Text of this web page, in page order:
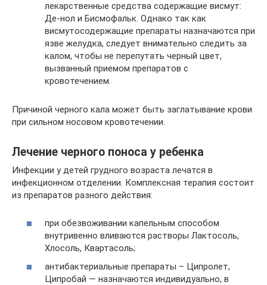
лекарственные средства содержащие висмут:
Де-нол и Бисмофальк. Однако так как
висмутосодержащие препараты назначаются при
язве желудка, следует внимательно следить за
калом, чтобы не перепутать черный цвет,
вызванный приемом препаратов с
кровотечением.
Причиной черного кала может быть заглатывание крови
при сильном носовом кровотечении.
Лечение черного поноса у ребенка
Инфекции у детей грудного возраста лечатся в
инфекционном отделении. Комплексная терапия состоит
из препаратов разного действия:
при обезвоживании капельным способом
внутривенно вливаются растворы Лактосоль,
Хлосоль, Квартасоль;
антибактериальные препараты – Ципролет,
Ципробай — назначаются индивидуально, в